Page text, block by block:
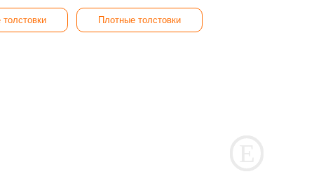
Плотные толстовки